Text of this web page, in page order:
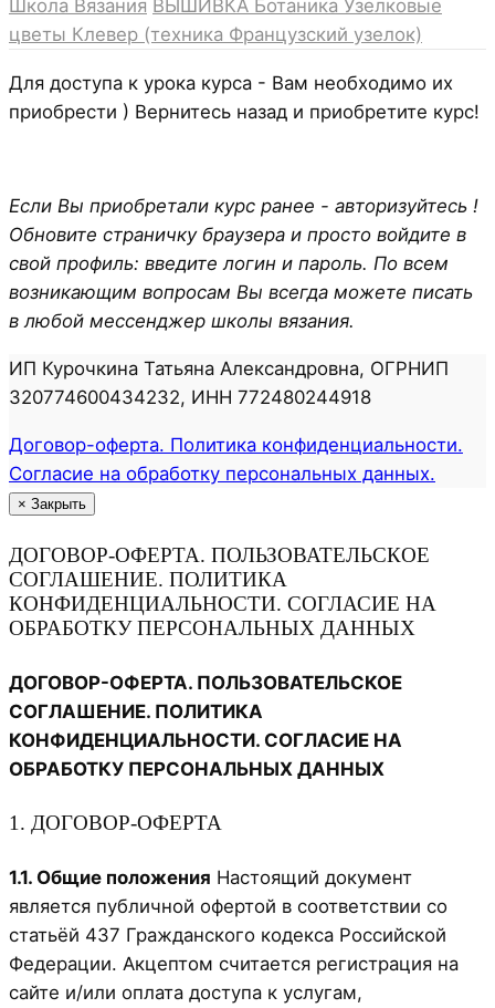
Школа Вязания ВЫШИВКА Ботаника Узелковые
цветы Клевер (техника Французский узелок)
Для доступа к урока курса - Вам необходимо их
приобрести ) Вернитесь назад и приобретите курс!
Если Вы приобретали курс ранее - авторизуйтесь !
Обновите страничку браузера и просто войдите в
свой профиль: введите логин и пароль. По всем
возникающим вопросам Вы всегда можете писать
в любой мессенджер школы вязания.
ИП Курочкина Татьяна Александровна, ОГРНИП
320774600434232, ИНН 772480244918
Договор-оферта. Политика конфиденциальности.
Согласие на обработку персональных данных.
× Закрыть
ДОГОВОР-ОФЕРТА. ПОЛЬЗОВАТЕЛЬСКОЕ
СОГЛАШЕНИЕ. ПОЛИТИКА
КОНФИДЕНЦИАЛЬНОСТИ. СОГЛАСИЕ НА
ОБРАБОТКУ ПЕРСОНАЛЬНЫХ ДАННЫХ
ДОГОВОР-ОФЕРТА. ПОЛЬЗОВАТЕЛЬСКОЕ
СОГЛАШЕНИЕ. ПОЛИТИКА
КОНФИДЕНЦИАЛЬНОСТИ. СОГЛАСИЕ НА
ОБРАБОТКУ ПЕРСОНАЛЬНЫХ ДАННЫХ
1. ДОГОВОР-ОФЕРТА
1.1. Общие положения Настоящий документ
является публичной офертой в соответствии со
статьёй 437 Гражданского кодекса Российской
Федерации. Акцептом считается регистрация на
сайте и/или оплата доступа к услугам,